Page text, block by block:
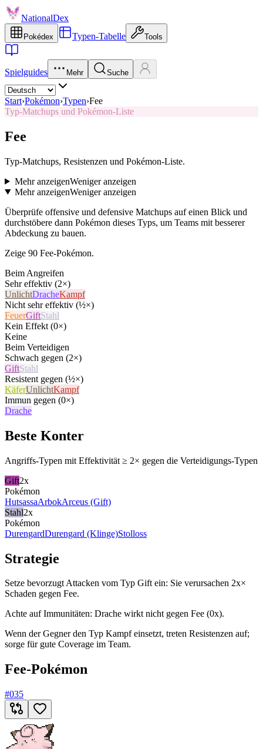
NationalDex
Pokédex Typen-Tabelle Tools
Spielguides Mehr Suche
Start›Pokémon›Typen›Fee
Typ-Matchups und Pokémon-Liste
Fee
Typ-Matchups, Resistenzen und Pokémon-Liste.
Mehr anzeigenWeniger anzeigen
Mehr anzeigenWeniger anzeigen
Überprüfe offensive und defensive Matchups auf einen Blick und
durchstöbere dann Pokémon dieses Typs, um Teams mit besserer
Abdeckung zu bauen.
Zeige 90 Fee-Pokémon.
Beim Angreifen
Sehr effektiv (2×)
UnlichtDracheKampf
Nicht sehr effektiv (½×)
FeuerGiftStahl
Kein Effekt (0×)
Keine
Beim Verteidigen
Schwach gegen (2×)
GiftStahl
Resistent gegen (½×)
KäferUnlichtKampf
Immun gegen (0×)
Drache
Beste Konter
Angriffs-Typen mit Effektivität ≥ 2× gegen die Verteidigungs-Typen
Gift2x
Pokémon
HutsassaArbokArceus (Gift)
Stahl2x
Pokémon
DurengardDurengard (Klinge)Stolloss
Strategie
Setze bevorzugt Attacken vom Typ Gift ein: Sie verursachen 2x×
Schaden gegen Fee.
Achte auf Immunitäten: Drache wirkt nicht gegen Fee (0x).
Wenn der Gegner den Typ Kampf einsetzt, treten Resistenzen auf;
sorge für gute Coverage im Team.
Fee-Pokémon
#035